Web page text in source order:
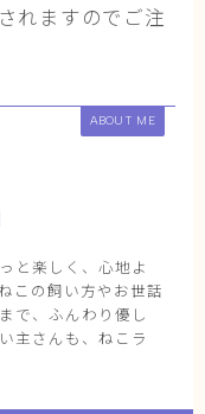
れますのでご注
ABOUT ME
と楽しく、心地よ
この飼い方やお世話
で、ふんわり優し
主さんも、ねこラ